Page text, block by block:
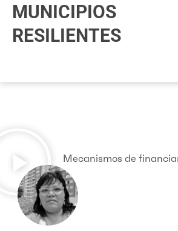
contenido
MUNICIPIOS
RESILIENTES
Mecanismos de